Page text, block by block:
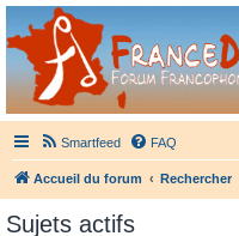
France Didgeridoo
Didgeridoo et Guimbarde sur France
Smartfeed FAQ
Accueil du forum Rechercher
Sujets actifs